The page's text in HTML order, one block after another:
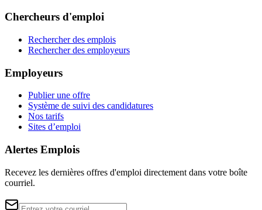
Chercheurs d'emploi
Rechercher des emplois
Rechercher des employeurs
Employeurs
Publier une offre
Système de suivi des candidatures
Nos tarifs
Sites d’emploi
Alertes Emplois
Recevez les dernières offres d'emploi directement dans votre boîte
courriel.